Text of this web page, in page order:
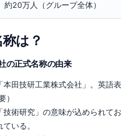
約20万人（グループ全体）
は？
の正式名称の由来
本田技研工業株式会社」。英
）
技術研究」の意味が込められ
いる。